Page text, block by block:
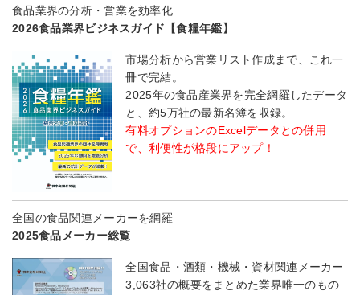
食品業界の分析・営業を効率化
2026食品業界ビジネスガイド【食糧年鑑】
市場分析から営業リスト作成まで、これ一
冊で完結。
2025年の食品産業界を完全網羅したデータ
と、約5万社の最新名簿を収録。
有料オプションのExcelデータとの併用
で、利便性が格段にアップ！
全国の食品関連メーカーを網羅――
2025食品メーカー総覧
全国食品・酒類・機械・資材関連メーカー
3,063社の概要をまとめた業界唯一のもの